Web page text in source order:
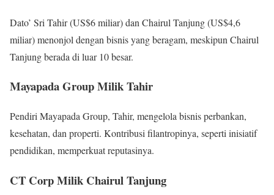
Dato’ Sri Tahir (US$6 miliar) dan Chairul Tanjung (US$4,6
miliar) menonjol dengan bisnis yang beragam, meskipun Chairul
Tanjung berada di luar 10 besar.
Mayapada Group Milik Tahir
Pendiri Mayapada Group, Tahir, mengelola bisnis perbankan,
kesehatan, dan properti. Kontribusi filantropinya, seperti inisiatif
pendidikan, memperkuat reputasinya.
CT Corp Milik Chairul Tanjung